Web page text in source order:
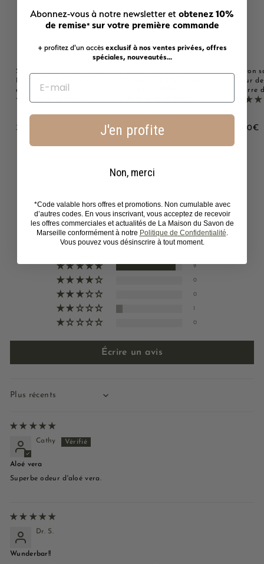
Savon solide parfumé au
de karité bio 125g
3,00€ 3,00€3
€
Savon
Fleur
beurre
3,00€3
Avis Clients
4.70 sur 5
Basé sur 10 avis
9
0
0
0
Écrire un avis
Sort by
Cathy
Aloé vera
Superbe odeur d'aloé vera.
Dr. S.
Wunderbar!!
Abonnez-vous à notre newsletter et obtenez 10%
de remise*sur votre première commande
+ profitez d'un accès exclusif à nos ventes privées, offres
spéciales, nouveautés...
J'en profite
Non, merci
*Code valable hors offres et promotions. Non cumulable avec
d’autres codes. En vous inscrivant, vous acceptez de recevoir
les offres commerciales et actualités de La Maison du Savon de
Marseille conformément à notre Politique de Confidentialité
Vous pouvez vous désinscrire à tout moment.